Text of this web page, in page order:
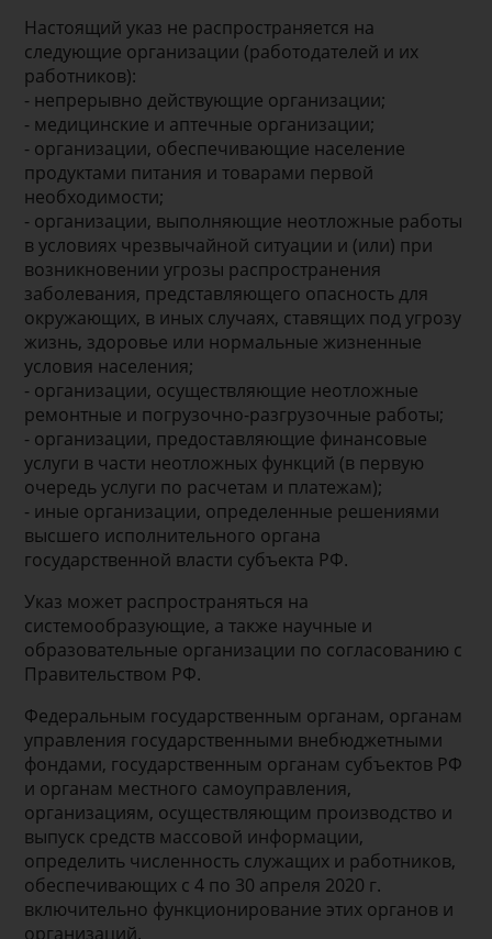
Настоящий указ не распространяется на
следующие организации (работодателей и их
работников):
- непрерывно действующие организации;
- медицинские и аптечные организации;
- организации, обеспечивающие население
продуктами питания и товарами первой
необходимости;
- организации, выполняющие неотложные работы
в условиях чрезвычайной ситуации и (или) при
возникновении угрозы распространения
заболевания, представляющего опасность для
окружающих, в иных случаях, ставящих под угрозу
жизнь, здоровье или нормальные жизненные
условия населения;
- организации, осуществляющие неотложные
ремонтные и погрузочно-разгрузочные работы;
- организации, предоставляющие финансовые
услуги в части неотложных функций (в первую
очередь услуги по расчетам и платежам);
- иные организации, определенные решениями
высшего исполнительного органа
государственной власти субъекта РФ.
Указ может распространяться на
системообразующие, а также научные и
образовательные организации по согласованию с
Правительством РФ.
Федеральным государственным органам, органам
управления государственными внебюджетными
фондами, государственным органам субъектов РФ
и органам местного самоуправления,
организациям, осуществляющим производство и
выпуск средств массовой информации,
определить численность служащих и работников,
обеспечивающих с 4 по 30 апреля 2020 г.
включительно функционирование этих органов и
организаций.